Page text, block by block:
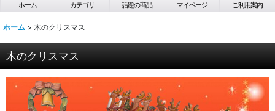
ホーム カテゴリ 話題の商品 マイページ ご利用案内
ホーム > 木のクリスマス
木のクリスマス